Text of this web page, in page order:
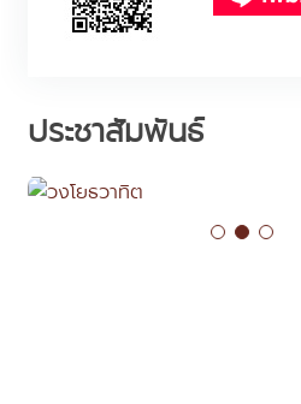
ประชาสัมพันธ์